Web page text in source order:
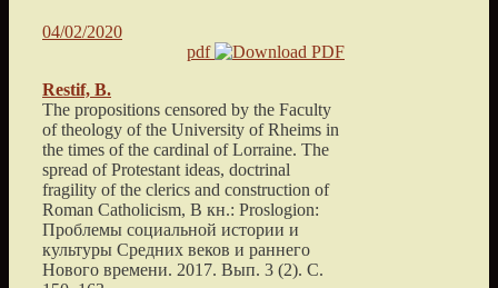
04/02/2020
pdf
Restif, B.
The propositions censored by the Faculty
of theology of the University of Rheims in
the times of the cardinal of Lorraine. The
spread of Protestant ideas, doctrinal
fragility of the clerics and construction of
Roman Catholicism, В кн.: Proslogion:
Проблемы социальной истории и
культуры Средних веков и раннего
Нового времени. 2017. Вып. 3 (2). С.